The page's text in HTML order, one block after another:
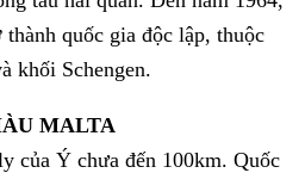
quốc gia độc lập, thuộc
khối Schengen.
MALTA
của Ý chưa đến 100km. Quốc